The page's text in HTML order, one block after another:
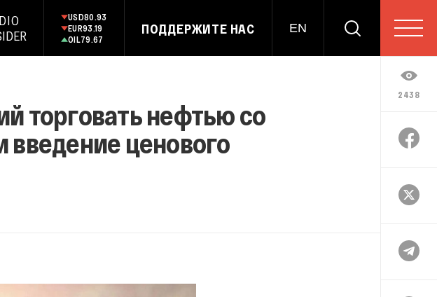
USD80.93
EUR93.19
OIL79.67
ПОДДЕРЖИТЕ НАС EN
2438
торговать нефтью со
ценового